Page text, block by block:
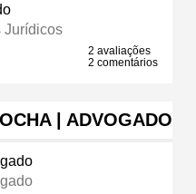
Jurídicos
2 avaliações
2 comentários
| ADVOGADO